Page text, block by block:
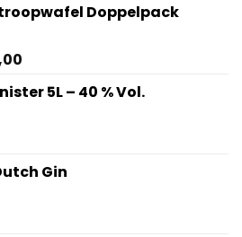
Doppelpack
Aktueller
ist:5L – 40 % Vol.
Gin